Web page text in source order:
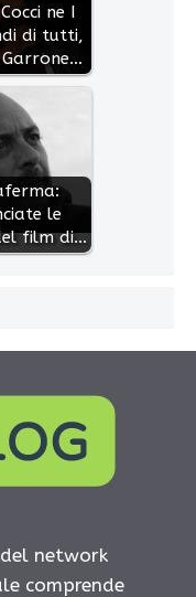
ne I
di tutti,
le
film di…
network
comprende